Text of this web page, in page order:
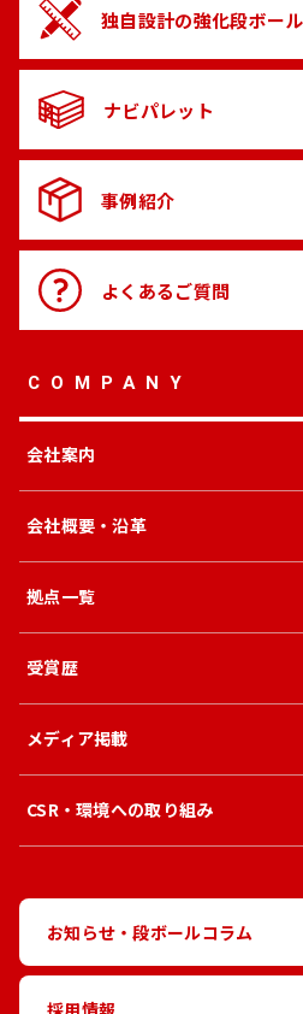
独自設計の強化段ボール
ナビパレット
事例紹介
よくあるご質問
COMPANY
会社案内
会社概要・沿革
拠点一覧
受賞歴
メディア掲載
CSR・環境への取り組み
お知らせ・段ボールコラム
採用情報